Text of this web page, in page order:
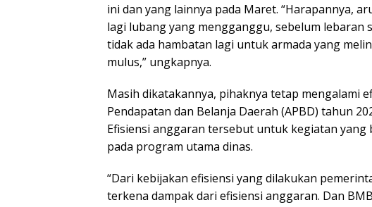
ini dan yang lainnya pada Maret. “Harapannya,
lagi lubang yang mengganggu, sebelum
tidak ada hambatan lagi untuk armada yang
mulus,” ungkapnya.
Masih dikatakannya, pihaknya tetap mengalami
Pendapatan dan Belanja Daerah (APBD) tahun
Efisiensi anggaran tersebut untuk kegiatan
pada program utama dinas.
“Dari kebijakan efisiensi yang dilakukan
terkena dampak dari efisiensi anggaran. Dan